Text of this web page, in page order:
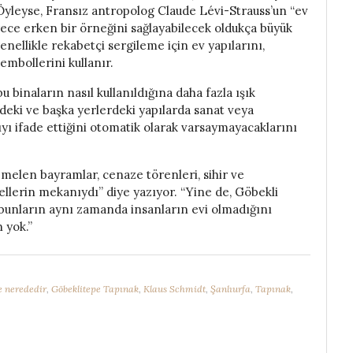
Fransız antropolog Claude Lévi-Strauss’un “ev
erken bir örneğini sağlayabilecek oldukça büyük
rekabetçi sergileme için ev yapılarını,
kullanır.
binaların nasıl kullanıldığına daha fazla ışık
ve başka yerlerdeki yapılarda sanat veya
ifade ettiğini otomatik olarak varsaymayacaklarını
bayramlar, cenaze törenleri, sihir ve
mekanıydı” diye yazıyor. “Yine de, Göbekli
aynı zamanda insanların evi olmadığını
nerededir, Göbeklitepe Tapınak, Klaus Schmidt, Şanlıurfa, Tapınak,